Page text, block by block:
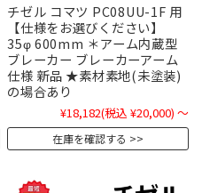
チゼル コマツ PC08UU-1F 用
【仕様をお選びください】
35φ 600mm ＊アーム内蔵型
ブレーカー ブレーカーアーム
仕様 新品 ★素材素地(未塗装)
の場合あり
¥18,182(税込 ¥20,000) ～
在庫を確認する